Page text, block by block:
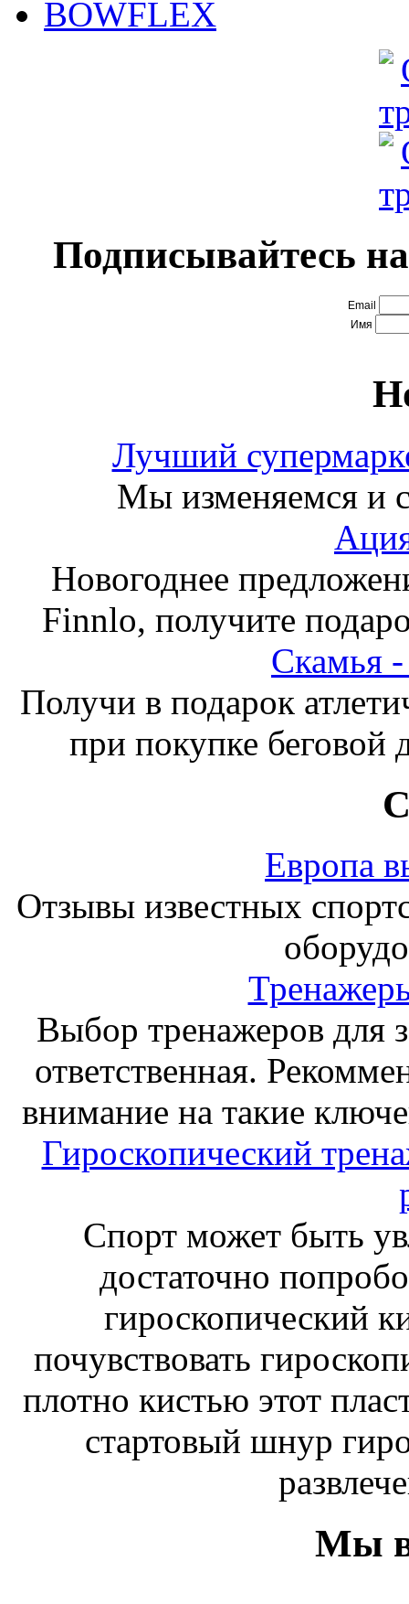
BOWFLEX
Подписывайтесь
Email
Имя
Лучший
Мы изменяемся и
Новогоднее
Finnlo, получите
Получи в подарок
при покупке беговой
Европа
Отзывы известных
Выбор тренажеров для
ответственная.
внимание на такие
Гироскопический
Спорт может быть
достаточно
гироскопический
почувствовать
плотно кистью этот
стартовый шнур
Мы в